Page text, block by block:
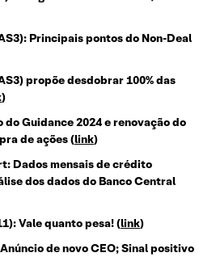
Principais pontos do Non-Deal
propõe desdobrar 100% das
)
do Guidance 2024 e renovação do
de ações (link)
Dados mensais de crédito
dos dados do Banco Central
Vale quanto pesa! (link)
de novo CEO; Sinal positivo